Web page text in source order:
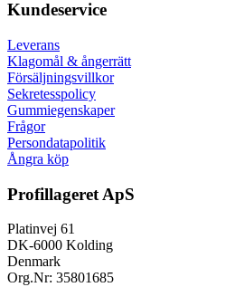
Kundeservice
Leverans
Klagomål & ångerrätt
Försäljningsvillkor
Sekretesspolicy
Gummiegenskaper
Frågor
Persondatapolitik
Ångra köp
Profillageret ApS
Platinvej 61
DK-6000 Kolding
Denmark
Org.Nr: 35801685